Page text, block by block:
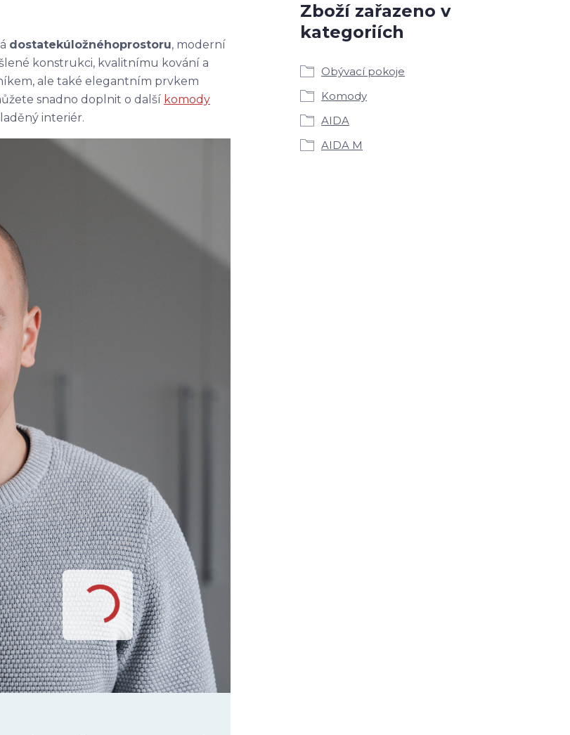
dostatekúložnéhoprostoru, moderní
konstrukci, kvalitnímu kování a
ale také elegantním prvkem
snadno doplnit o další komody
interiér.
Zboží zařazeno v
kategoriích
Obývací pokoje
Komody
AIDA
AIDA M